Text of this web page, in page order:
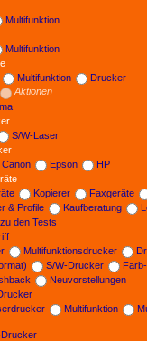
Multifunktion
Multifunktion
Multifunktion
Drucker
Aktionen
S/W-Laser
Canon Epson
HP
Kopierer Faxgeräte
& Profile
Kaufberatung
den Tests
Multifunktionsdrucker
S/W-Drucker
Neuvorstellungen
Multifunktion